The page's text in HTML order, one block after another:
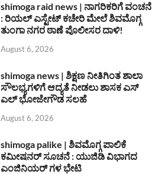
shimoga raid news | ನಾಗರಿಕರಿಗೆ ವಂಚನೆ
: ರಿಯಲ್ ಎಸ್ಟೇಟ್ ಕಚೇರಿ ಮೇಲೆ ಶಿವಮೊಗ್ಗ
ತುಂಗಾ ನಗರ ಠಾಣೆ ಪೊಲೀಸರ ದಾಳಿ!
August 6, 2026
shimoga news | ಶಿಕ್ಷಣ ನೀತಿಗಿಂತ ಶಾಲಾ
ಸೌಲಭ್ಯಗಳಿಗೆ ಆದ್ಯತೆ ನೀಡಲು ಶಾಸಕ ಎಸ್
ಎಲ್ ಭೋಜೇಗೌಡ ಸಲಹೆ
August 6, 2026
shimoga palike | ಶಿವಮೊಗ್ಗ ಪಾಲಿಕೆ
ಕಮೀಷನರ್ ಸೂಚನೆ : ಯುಜಿಡಿ ವಿಭಾಗದ
ಎಂಜಿನಿಯರ್ ಗಳ ಭೇಟಿ